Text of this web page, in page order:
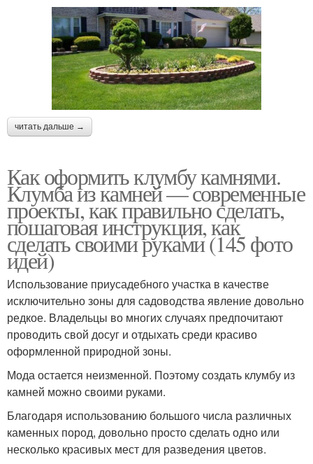
читать дальше →
Как оформить клумбу камнями.
Клумба из камней — современные
проекты, как правильно сделать,
пошаговая инструкция, как
сделать своими руками (145 фото
идей)
Использование приусадебного участка в качестве
исключительно зоны для садоводства явление довольно
редкое. Владельцы во многих случаях предпочитают
проводить свой досуг и отдыхать среди красиво
оформленной природной зоны.
Мода остается неизменной. Поэтому создать клумбу из
камней можно своими руками.
Благодаря использованию большого числа различных
каменных пород, довольно просто сделать одно или
несколько красивых мест для разведения цветов.